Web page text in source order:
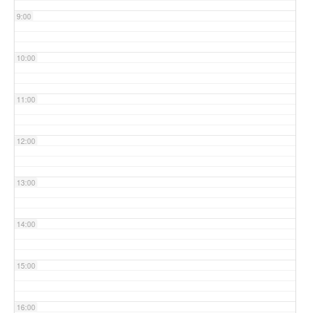
9:00
10:00
11:00
12:00
13:00
14:00
15:00
16:00